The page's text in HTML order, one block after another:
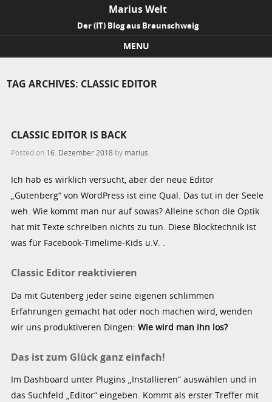
Marius Welt
Der (IT) Blog aus Braunschweig
MENU
TAG ARCHIVES: CLASSIC EDITOR
CLASSIC EDITOR IS BACK
Posted on 16. Dezember 2018 by marius
Ich hab es wirklich versucht, aber der neue Editor
„Gutenberg“ von WordPress ist eine Qual. Das tut in der Seele
weh. Wie kommt man nur auf sowas? Alleine schon die Optik
hat mit Texte schreiben nichts zu tun. Diese Blocktechnik ist
was für Facebook-Timelime-Kids u.V. .
Classic Editor reaktivieren
Da mit Gutenberg jeder seine eigenen schlimmen
Erfahrungen gemacht hat oder noch machen wird, wenden
wir uns produktiveren Dingen:Wie wird man ihn los?
Das ist zum Glück ganz einfach!
Im Dashboard unter Plugins „Installieren“ auswählen und in
das Suchfeld „Editor“ eingeben. Kommt als erster Treffer mit